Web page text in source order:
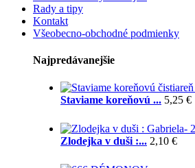
Rady a tipy
Kontakt
Všeobecno-obchodné podmienky
Najpredávanejšie
Staviame koreňovú ... 5,25 €
Zlodejka v duši :... 2,10 €